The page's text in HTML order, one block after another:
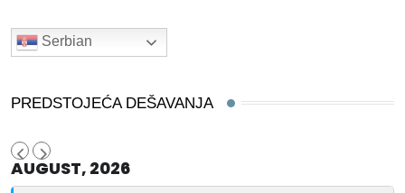
Serbian
PREDSTOJEĆA DEŠAVANJA
AUGUST, 2026